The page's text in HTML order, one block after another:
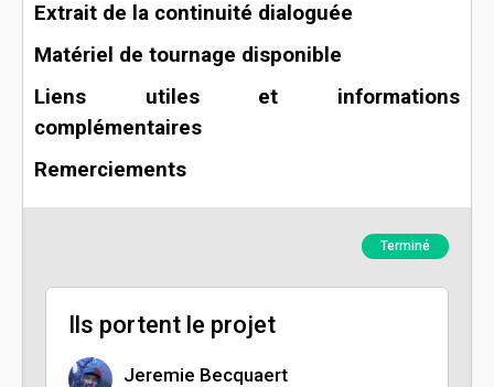
Extrait de la continuité dialoguée
Matériel de tournage disponible
Liens utiles et informations
complémentaires
Remerciements
Terminé
Ils portent le projet
Jeremie Becquaert